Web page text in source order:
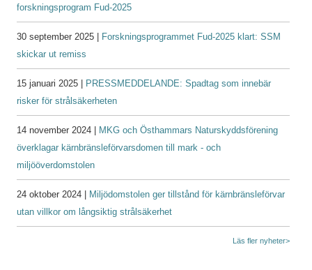
forskningsprogram Fud-2025
30 september 2025 |
Forskningsprogrammet Fud-2025 klart: SSM
skickar ut remiss
15 januari 2025 |
PRESSMEDDELANDE: Spadtag som innebär
risker för strålsäkerheten
14 november 2024 |
MKG och Östhammars Naturskyddsförening
överklagar kärnbränsleförvarsdomen till mark - och
miljööverdomstolen
24 oktober 2024 |
Miljödomstolen ger tillstånd för kärnbränsleförvar
utan villkor om långsiktig strålsäkerhet
Läs fler nyheter>